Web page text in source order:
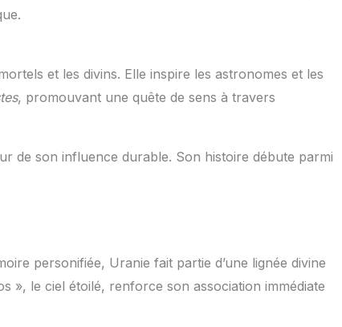
et les divins. Elle inspire les astronomes et les
, promouvant une quête de sens à travers
de son influence durable. Son histoire débute parmi
personifiée, Uranie fait partie d’une lignée divine
», le ciel étoilé, renforce son association immédiate